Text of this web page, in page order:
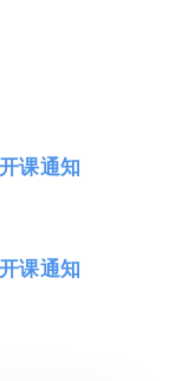
课通知
课通知